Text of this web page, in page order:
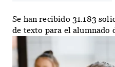
Se han recibido 31.183
de texto para el alumnado